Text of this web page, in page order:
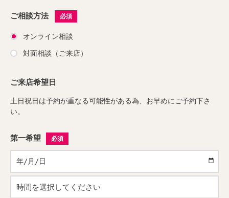
ご相談方法 必須
オンライン相談
対面相談（ご来店）
ご来店希望日
土日祝日は予約が重なる可能性がある為、お早めにご予約下さ
い。
第一希望 必須